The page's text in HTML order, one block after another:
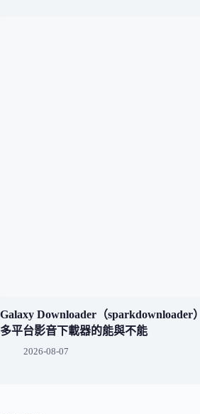
Galaxy Downloader（sparkdownloader
多平台影音下載器的能與不能
2026-08-07